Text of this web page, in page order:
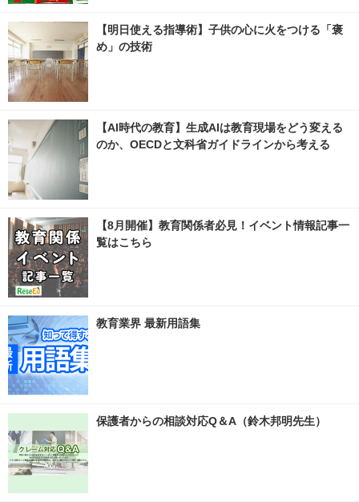
【明日使える指導術】子供の心に火をつける「褒
め」の技術
【AI時代の教育】生成AIは教育現場をどう変える
のか、OECDと文科省ガイドラインから考える
【8月開催】教育関係者必見！イベント情報記事一
覧はこちら
教育業界 最新用語集
保護者からの相談対応Q＆A（鈴木邦明先生）